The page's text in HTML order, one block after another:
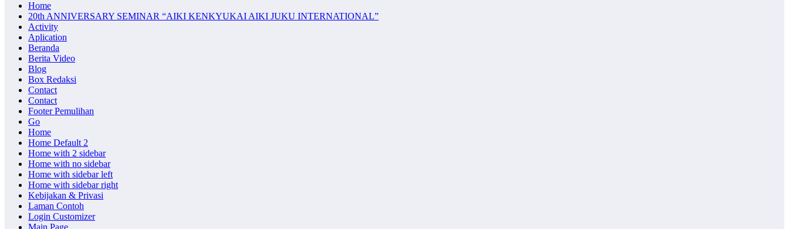
Home
20th ANNIVERSARY SEMINAR “AIKI KENKYUKAI AIKI JUKU INTERNATIONAL”
Activity
Aplication
Beranda
Berita Video
Blog
Box Redaksi
Contact
Contact
Footer Pemulihan
Go
Home
Home Default 2
Home with 2 sidebar
Home with no sidebar
Home with sidebar left
Home with sidebar right
Kebijakan & Privasi
Laman Contoh
Login Customizer